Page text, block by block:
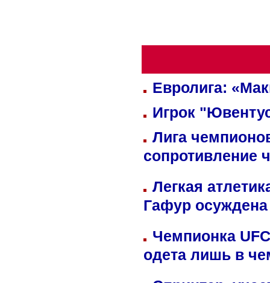
Евролига:
Игрок
Лига
сопротивление
Легкая
Гафур осуждена
Чемпионка
одета лишь в